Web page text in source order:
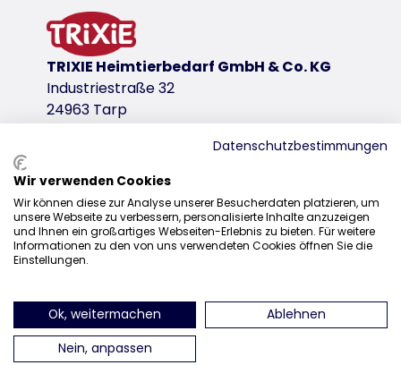
voor de milde ontklitting van de vacht
zachte kunststof borstels
kunststof
productvariant
productvariant: uniek productnummer
Vachttype
2/4
Afmetingen
19 cm
Kleur
donkergrijs/oudroze
downloadlinks
TRIXIE Verpakking 23133-125x260mm
TRIXIE Heimtierbedarf GmbH & Co. KG
Industriestraße 32
24963 Tarp
Distributie
+31 20 7980 995
sales@trixie.de
vind ons op Instagram
vind ons op Facebook
vind ons op Pinterest
vind ons
Datenschutzbestimmungen
Wir verwenden Cookies
Wir können diese zur Analyse unserer Besucherdaten platzieren, um
unsere Webseite zu verbessern, personalisierte Inhalte anzuzeigen
und Ihnen ein großartiges Webseiten-Erlebnis zu bieten. Für weitere
Informationen zu den von uns verwendeten Cookies öffnen Sie die
Einstellungen.
Ok, weitermachen
Ablehnen
Nein, anpassen